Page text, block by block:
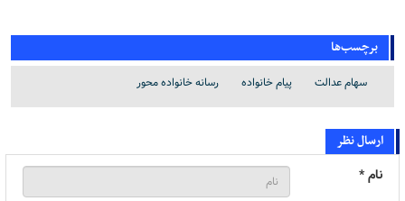
برچسب‌ها
سهام عدالت پیام خانواده رسانه خانواده محور
ارسال نظر
نام *